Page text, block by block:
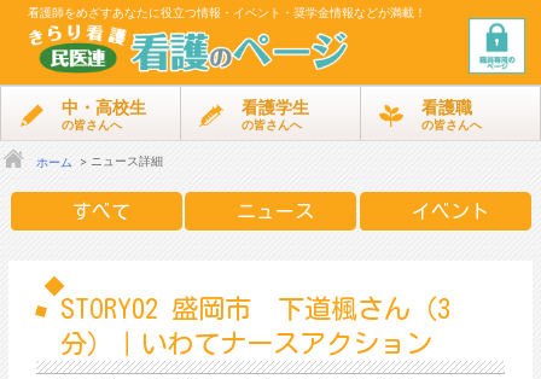
看護師をめざすあなたに役立つ情報・イベント・奨学金情報などが満載！
中・高校生
の皆さんへ
看護学生
の皆さんへ
看護職
の皆さんへ
ホーム ニュース詳細
すべて ニュース イベント
STORY02 盛岡市 下道楓さん（3
分）｜いわてナースアクション